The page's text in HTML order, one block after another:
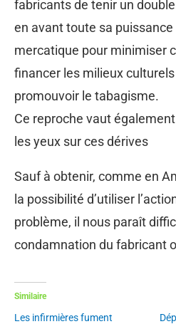
fabricants de tenir un
en avant toute sa
mercatique pour minimiser
financer les milieux
promouvoir le tabagisme.
Ce reproche vaut
les yeux sur ces dérives
Sauf à obtenir, comme en
la possibilité d’utiliser
problème, il nous paraît
condamnation du fabricant
Similaire
Les infirmières fument